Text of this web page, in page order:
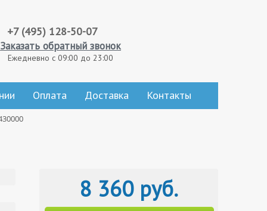
+7 (495) 128-50-07
Заказать обратный звонок
Ежедневно с 09:00 до 23:00
Оплата Доставка Контакты
8 360 руб.